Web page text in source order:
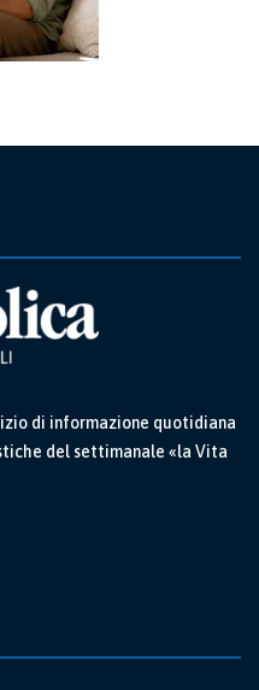
di informazione quotidiana
del settimanale «la Vita